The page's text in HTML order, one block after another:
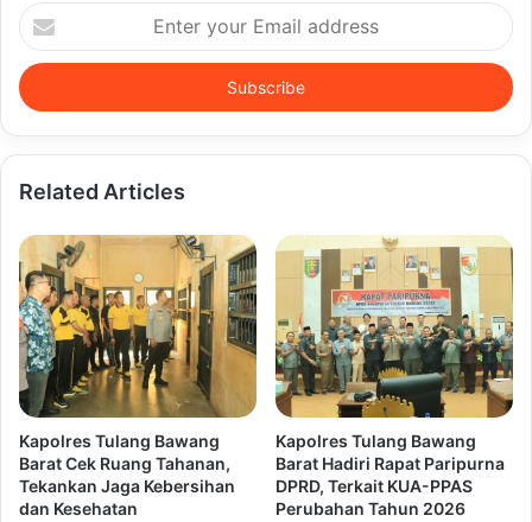
Enter
your
Email
address
Related Articles
Kapolres Tulang Bawang
Barat Cek Ruang Tahanan,
Tekankan Jaga Kebersihan
dan Kesehatan
Kapolres Tulang Bawang
Barat Hadiri Rapat Paripurna
DPRD, Terkait KUA-PPAS
Perubahan Tahun 2026